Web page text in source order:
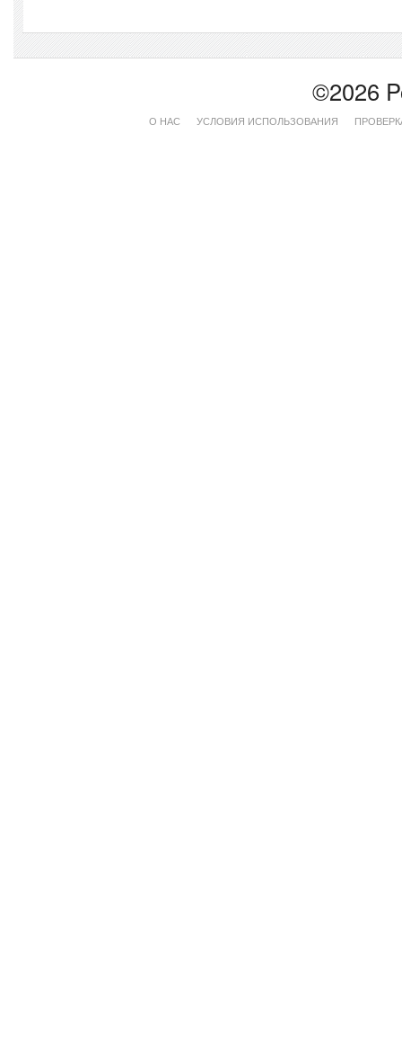
©2026
О НАС УСЛОВИЯ ИСПОЛЬЗОВАНИЯ